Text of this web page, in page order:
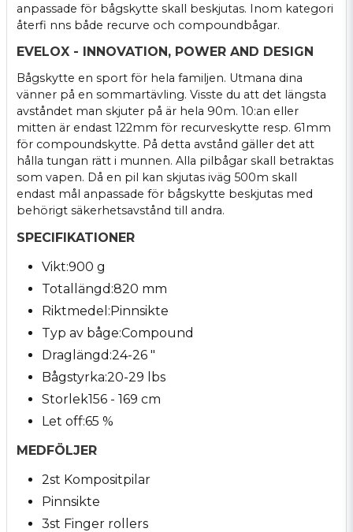
anpassade för bågskytte skall beskjutas. Inom kategori
återfi nns både recurve och compoundbågar.
EVELOX - INNOVATION, POWER AND DESIGN
Bågskytte en sport för hela familjen. Utmana dina
vänner på en sommartävling. Visste du att det längsta
avståndet man skjuter på är hela 90m. 10:an eller
mitten är endast 122mm för recurveskytte resp. 61mm
för compoundskytte. På detta avstånd gäller det att
hålla tungan rätt i munnen. Alla pilbågar skall betraktas
som vapen. Då en pil kan skjutas iväg 500m skall
endast mål anpassade för bågskytte beskjutas med
behörigt säkerhetsavstånd till andra.
SPECIFIKATIONER
Vikt:900 g
Totallängd:820 mm
Riktmedel:Pinnsikte
Typ av båge:Compound
Draglängd:24-26 "
Bågstyrka:20-29 lbs
Storlek156 - 169 cm
Let off:65 %
MEDFÖLJER
2st Kompositpilar
Pinnsikte
3st Finger rollers